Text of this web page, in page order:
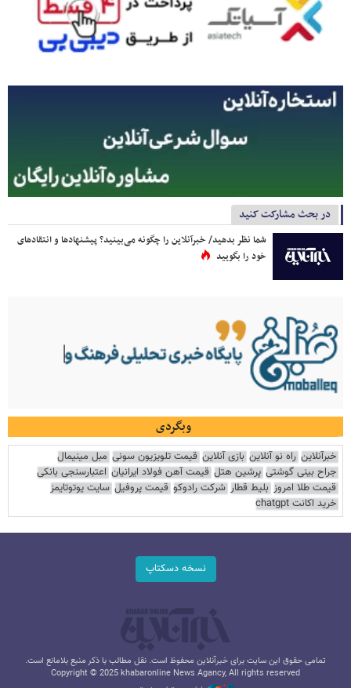
در بحث مشارکت کنید
شما نظر بدهید/ خبرآنلاین را چگونه می‌بینید؟ پیشنهادها و انتقادهای
خود را بگویید
وبگردی
خبرآنلاین راه نو آنلاین بازی آنلاین قیمت تلویزیون سونی مبل مینیمال
جراح بینی گوشتی پرشین هتل قیمت آهن فولاد ایرانیان اعتبارسنجی بانکی
قیمت طلا امروز بلیط قطار شرکت رادوکو قیمت پروفیل سایت یوتوتایمز
خرید اکانت chatgpt
نسخه دسکتاپ
تمامی حقوق این سایت برای خبرآنلاین محفوظ است. نقل مطالب با ذکر منبع بلامانع است.
Copyright © 2025 khabaronline News Agancy, All rights reserved